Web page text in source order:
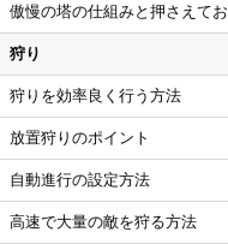
傲慢の塔の仕組みと押さえて
狩り
狩りを効率良く行う方法
放置狩りのポイント
自動進行の設定方法
高速で大量の敵を狩る方法